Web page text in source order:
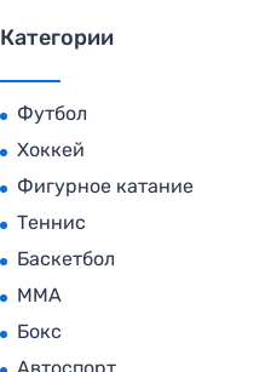
Категории
Футбол
Хоккей
Фигурное катание
Теннис
Баскетбол
MMA
Бокс